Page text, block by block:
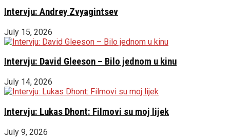
Intervju: Andrey Zvyagintsev
July 15, 2026
Intervju: David Gleeson – Bilo jednom u kinu
July 14, 2026
Intervju: Lukas Dhont: Filmovi su moj lijek
July 9, 2026